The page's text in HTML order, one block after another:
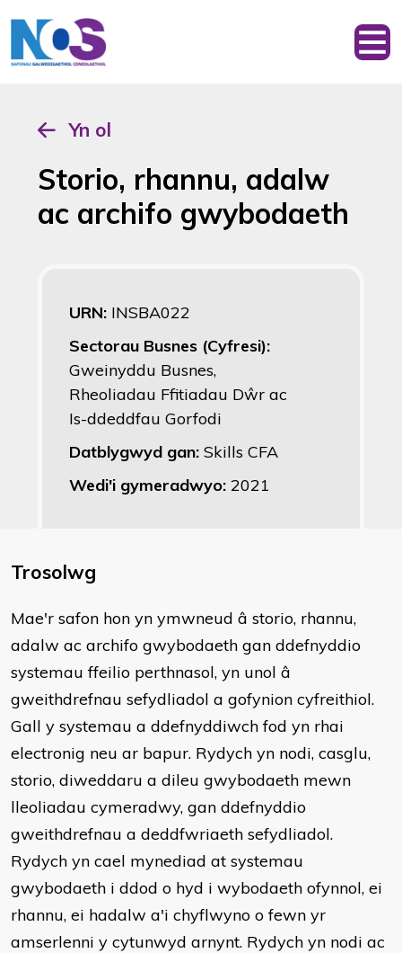
Yn ol
Storio, rhannu, adalw
ac archifo gwybodaeth
URN: INSBA022
Sectorau Busnes (Cyfresi):
Gweinyddu Busnes,
Rheoliadau Ffitiadau Dŵr ac
Is-ddeddfau Gorfodi
Datblygwyd gan: Skills CFA
Wedi'i gymeradwyo: 2021
Trosolwg
Mae'r safon hon yn ymwneud â storio, rhannu,
adalw ac archifo gwybodaeth gan ddefnyddio
systemau ffeilio perthnasol, yn unol â
gweithdrefnau sefydliadol a gofynion cyfreithiol.
Gall y systemau a ddefnyddiwch fod yn rhai
electronig neu ar bapur. Rydych yn nodi, casglu,
storio, diweddaru a dileu gwybodaeth mewn
lleoliadau cymeradwy, gan ddefnyddio
gweithdrefnau a deddfwriaeth sefydliadol.
Rydych yn cael mynediad at systemau
gwybodaeth i ddod o hyd i wybodaeth ofynnol, ei
rhannu, ei hadalw a'i chyflwyno o fewn yr
amserlenni y cytunwyd arnynt. Rydych yn nodi ac